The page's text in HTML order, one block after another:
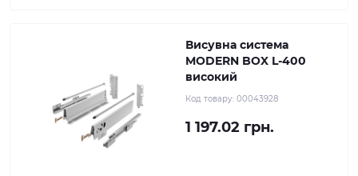
Висувна система
MODERN BOX L-400
високий
Код товару: 00043928
1 197.02 грн.